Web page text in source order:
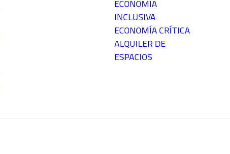
ECONOMÍA
INCLUSIVA
ECONOMÍA CRÍTICA
ALQUILER DE
ESPACIOS